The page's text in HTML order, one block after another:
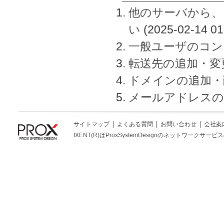
他のサーバから
い (2025-02-14
一般ユーザのコ
転送先の追加・
ドメインの追加
メールアドレス
サイトマップ よくある質問 お問い合わせ
会社案
IXENT(R)はProxSystemDesignのネットワークサービ